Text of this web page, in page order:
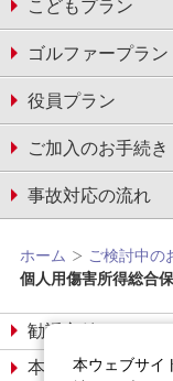
こどもプラン
ゴルファープラン
役員プラン
ご加入のお手続き
事故対応の流れ
ホーム ご検討中の
個人用傷害所得総合
勧誘方針
本サイトについて
本ウェブサイ